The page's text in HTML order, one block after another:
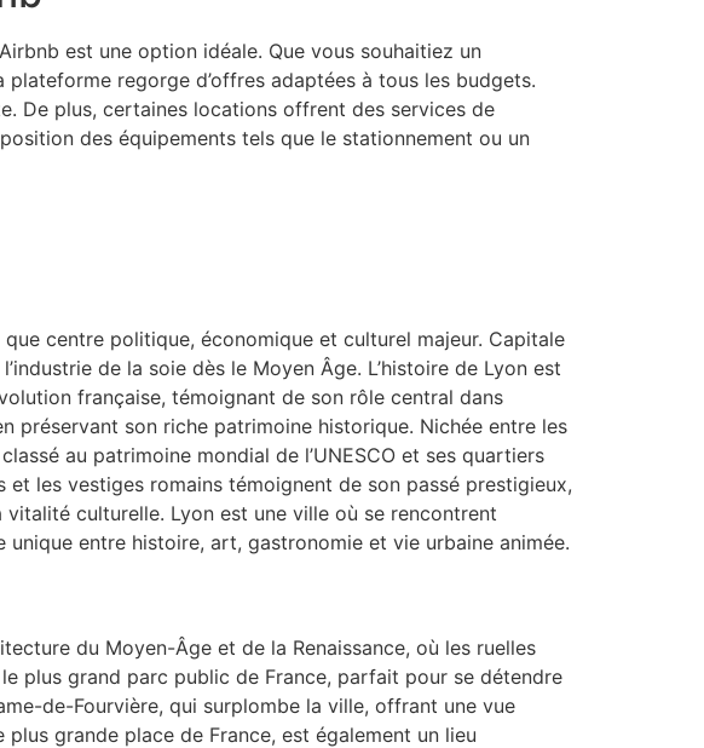
est une option idéale. Que vous souhaitiez un
regorge d’offres adaptées à tous les budgets.
De plus, certaines locations offrent des services de
des équipements tels que le stationnement ou un
centre politique, économique et culturel majeur. Capitale
de la soie dès le Moyen Âge. L’histoire de Lyon est
française, témoignant de son rôle central dans
préservant son riche patrimoine historique. Nichée entre les
au patrimoine mondial de l’UNESCO et ses quartiers
les vestiges romains témoignent de son passé prestigieux,
culturelle. Lyon est une ville où se rencontrent
entre histoire, art, gastronomie et vie urbaine animée.
du Moyen-Âge et de la Renaissance, où les ruelles
plus grand parc public de France, parfait pour se détendre
de-Fourvière, qui surplombe la ville, offrant une vue
grande place de France, est également un lieu